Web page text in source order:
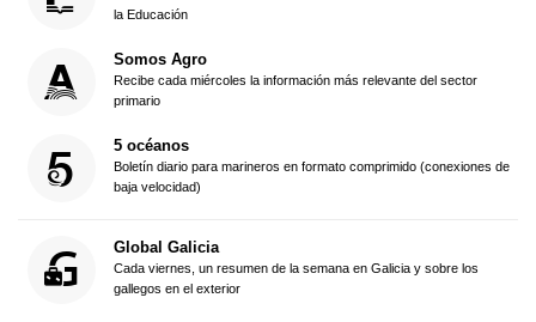
la Educación
Somos Agro
Recibe cada miércoles la información más relevante del sector
primario
5 océanos
Boletín diario para marineros en formato comprimido (conexiones de
baja velocidad)
Global Galicia
Cada viernes, un resumen de la semana en Galicia y sobre los
gallegos en el exterior